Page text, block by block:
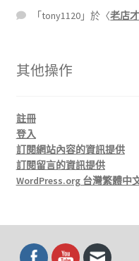
「tony1120 」於〈老店
其他操作
註冊
登入
訂閱網站內容的資訊提供
訂閱留言的資訊提供
WordPress.org 台灣繁體中